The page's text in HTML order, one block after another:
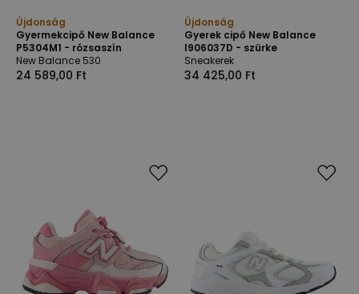
Újdonság
Gyermekcipő New Balance
P5304M1 - rózsaszín
New Balance 530
24 589,00 Ft
Újdonság
Gyerek cipő New Balance
I906037D - szürke
Sneakerek
34 425,00 Ft